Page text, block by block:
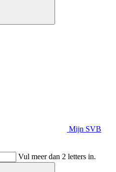
Mijn SVB
Vul meer dan 2 letters in.